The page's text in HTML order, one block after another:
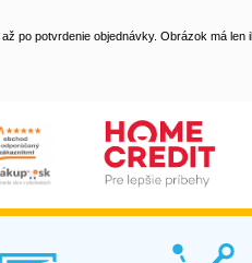
po potvrdenie objednávky. Obrázok má len